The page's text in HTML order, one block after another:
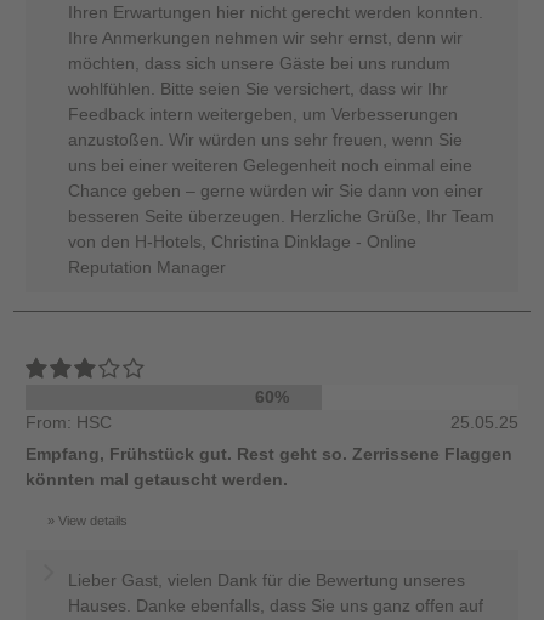
Ihren Erwartungen hier nicht gerecht werden konnten.
Ihre Anmerkungen nehmen wir sehr ernst, denn wir
möchten, dass sich unsere Gäste bei uns rundum
wohlfühlen. Bitte seien Sie versichert, dass wir Ihr
Feedback intern weitergeben, um Verbesserungen
anzustoßen. Wir würden uns sehr freuen, wenn Sie
uns bei einer weiteren Gelegenheit noch einmal eine
Chance geben – gerne würden wir Sie dann von einer
besseren Seite überzeugen. Herzliche Grüße, Ihr Team
von den H-Hotels, Christina Dinklage - Online
Reputation Manager
60%
From: HSC
25.05.25
Empfang, Frühstück gut. Rest geht so. Zerrissene Flaggen
könnten mal getauscht werden.
View details
Lieber Gast, vielen Dank für die Bewertung unseres
Hauses. Danke ebenfalls, dass Sie uns ganz offen auf